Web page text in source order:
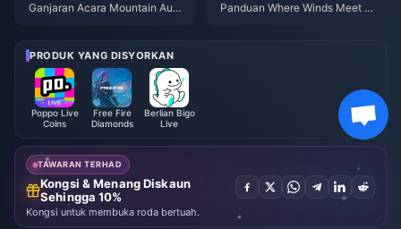
Ganjaran Acara Mountain Autu
& Keutamaan
Panduan Where Winds Meet 2.
PRODUK YANG DISYORKAN
Poppo Live
Coins
Free Fire
Diamonds
Berlian Bigo
Live
TAWARAN TERHAD
Kongsi & Menang Diskaun
Sehingga 10%
Kongsi untuk membuka roda bertuah.